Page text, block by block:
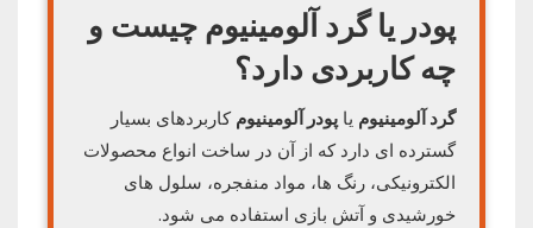
پودر یا گرد آلومینیوم چیست و
چه کاربردی دارد؟
گرد آلومینیوم یاپودر آلومینیومکاربردهای بسیار
گسترده ای دارد که از آن در ساخت انواع محصولات
الکترونیکی، رنگ ها، مواد منفجره، سلول های
خورشیدی و آتش بازی استفاده می شود.